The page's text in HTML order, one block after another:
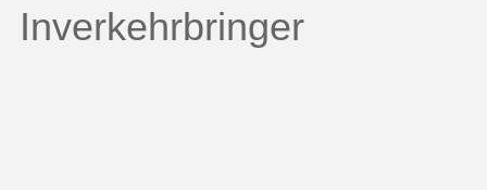
Inverkehrbringer